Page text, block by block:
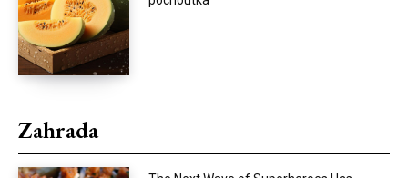
Zahrada